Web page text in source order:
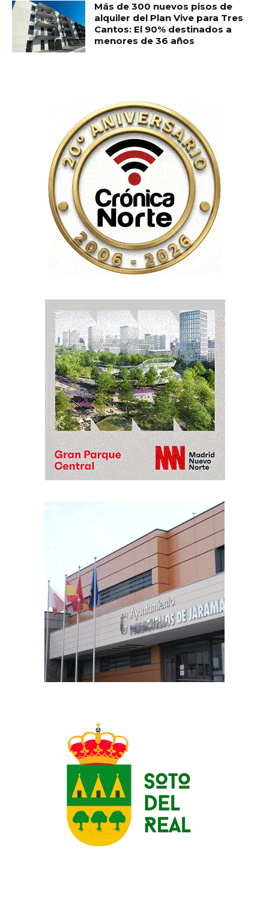
Más de 300 nuevos pisos de
alquiler del Plan Vive para Tres
Cantos: El 90% destinados a
menores de 36 años